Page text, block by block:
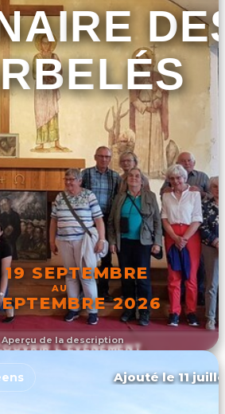
Aperçu de la description
19 SEPTEMBRE
AU
2026
L'ÉVÉNEMENT
Ajouté le 11